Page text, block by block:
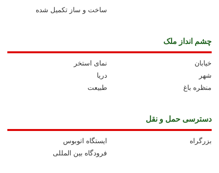
ساخت و ساز تکمیل شده
چشم انداز ملک
نمای استخر
خیابان
دریا
شهر
طبیعت
منظره باغ
دسترسی حمل و نقل
ايستگاه اتوبوس
بزرگراه
فرودگاه بین المللی